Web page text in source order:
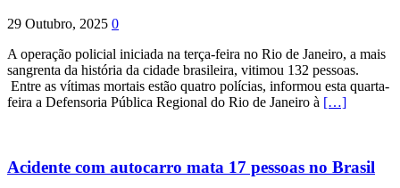
29 Outubro, 2025 0
A operação policial iniciada na terça-feira no Rio de Janeiro, a mais
sangrenta da história da cidade brasileira, vitimou 132 pessoas.
Entre as vítimas mortais estão quatro polícias, informou esta quarta-
feira a Defensoria Pública Regional do Rio de Janeiro à […]
Acidente com autocarro mata 17 pessoas no Brasil